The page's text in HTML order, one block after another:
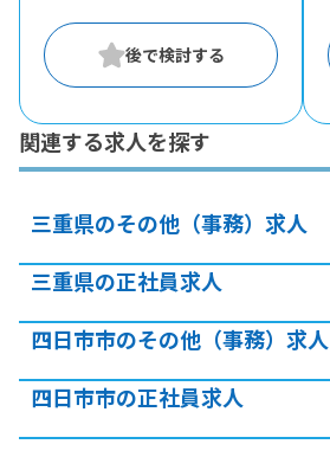
関連する求人を探す
三重県のその他（事務）求人
三重県の正社員求人
四日市市のその他（事務）求人
四日市市の正社員求人